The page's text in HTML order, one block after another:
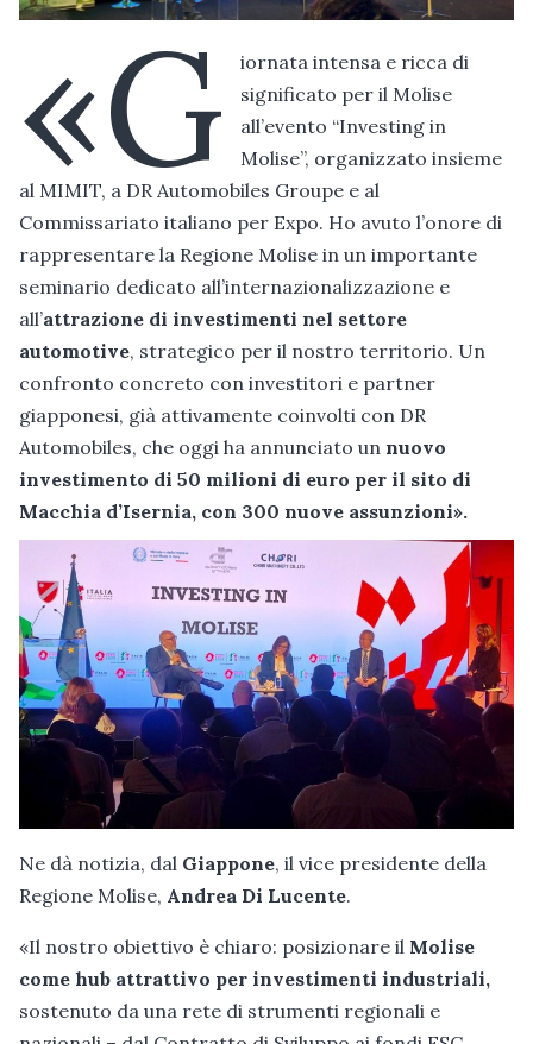
«G
iornata intensa e ricca di
significato per il Molise
all’evento “Investing in
Molise”, organizzato insieme
al MIMIT, a DR Automobiles Groupe e al
Commissariato italiano per Expo. Ho avuto l’onore di
rappresentare la Regione Molise in un importante
seminario dedicato all’internazionalizzazione e
all’attrazione di investimenti nel settore
automotive, strategico per il nostro territorio. Un
confronto concreto con investitori e partner
giapponesi, già attivamente coinvolti con DR
Automobiles, che oggi ha annunciato un nuovo
investimento di 50 milioni di euro per il sito di
Macchia d’Isernia, con 300 nuove assunzioni».
Ne dà notizia, dal Giappone, il vice presidente della
Regione Molise, Andrea Di Lucente.
«Il nostro obiettivo è chiaro: posizionare il Molise
come hub attrattivo per investimenti industriali,
sostenuto da una rete di strumenti regionali e